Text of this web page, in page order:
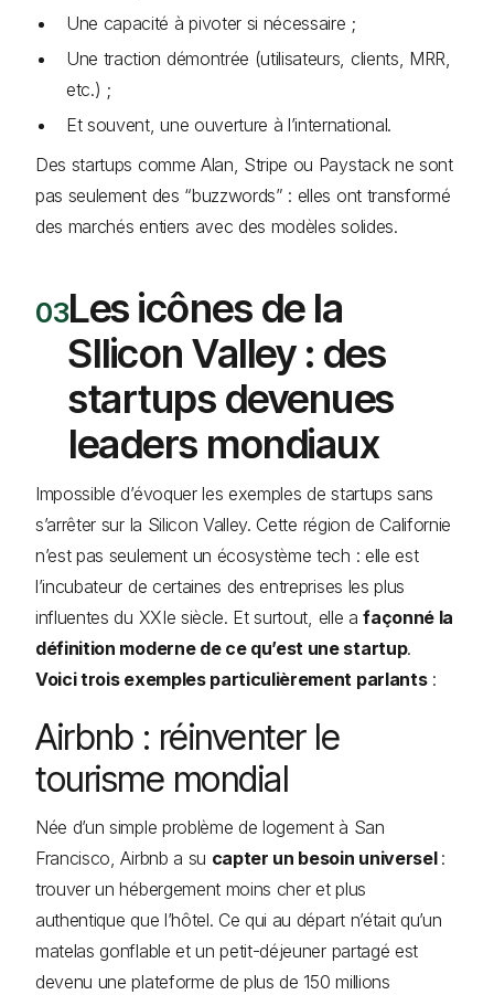
Une capacité à pivoter si nécessaire ;
Une traction démontrée (utilisateurs, clients, MRR,
etc.) ;
Et souvent, une ouverture à l’international.
Des startups comme Alan, Stripe ou Paystack ne sont
pas seulement des “buzzwords” : elles ont transformé
des marchés entiers avec des modèles solides.
Les icônes de la
SIlicon Valley : des
startups devenues
leaders mondiaux
Impossible d’évoquer les exemples de startups sans
s’arrêter sur la Silicon Valley. Cette région de Californie
n’est pas seulement un écosystème tech : elle est
l’incubateur de certaines des entreprises les plus
influentes du XXIe siècle. Et surtout, elle afaçonné la
définition moderne de ce qu’est une startup.
Voici trois exemples particulièrement parlants:
Airbnb : réinventer le
tourisme mondial
Née d’un simple problème de logement à San
Francisco, Airbnb a su capter un besoin universel :
trouver un hébergement moins cher et plus
authentique que l’hôtel. Ce qui au départ n’était qu’un
matelas gonflable et un petit-déjeuner partagé est
devenu une plateforme de plus de 150 millions